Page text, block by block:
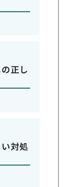
正し
対処